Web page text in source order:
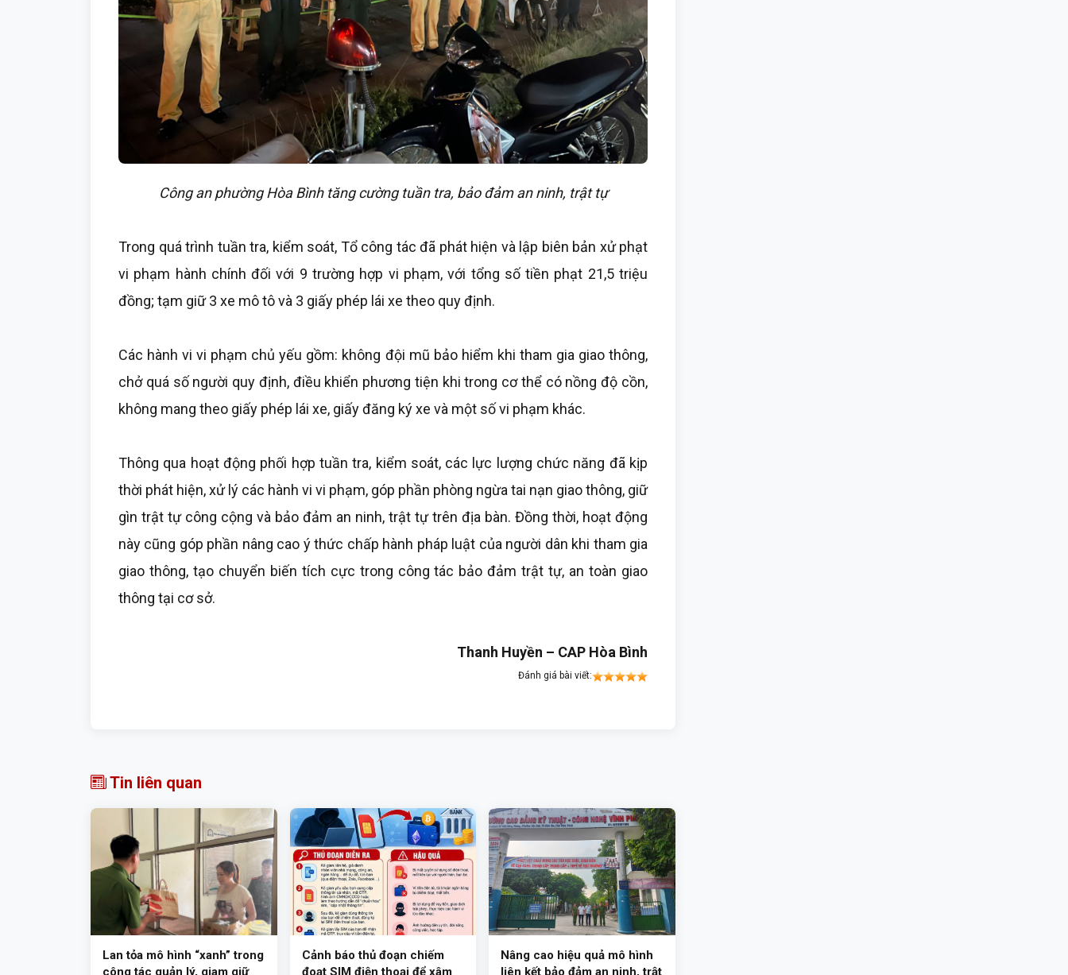
Công an phường Hòa Bình tăng cường tuần tra, bảo đảm an ninh, trật tự
Trong quá trình tuần tra, kiểm soát, Tổ công tác đã phát hiện và lập biên bản xử phạt
vi phạm hành chính đối với 9 trường hợp vi phạm, với tổng số tiền phạt 21,5 triệu
đồng; tạm giữ 3 xe mô tô và 3 giấy phép lái xe theo quy định.
Các hành vi vi phạm chủ yếu gồm: không đội mũ bảo hiểm khi tham gia giao thông,
chở quá số người quy định, điều khiển phương tiện khi trong cơ thể có nồng độ cồn,
không mang theo giấy phép lái xe, giấy đăng ký xe và một số vi phạm khác.
Thông qua hoạt động phối hợp tuần tra, kiểm soát, các lực lượng chức năng đã kịp
thời phát hiện, xử lý các hành vi vi phạm, góp phần phòng ngừa tai nạn giao thông, giữ
gìn trật tự công cộng và bảo đảm an ninh, trật tự trên địa bàn. Đồng thời, hoạt động
này cũng góp phần nâng cao ý thức chấp hành pháp luật của người dân khi tham gia
giao thông, tạo chuyển biến tích cực trong công tác bảo đảm trật tự, an toàn giao
thông tại cơ sở.
Thanh Huyền – CAP Hòa Bình
Đánh giá bài viết:
Tin liên quan
Lan tỏa mô hình “xanh” trong
công tác quản lý, giam giữ
Cảnh báo thủ đoạn chiếm
đoạt SIM điện thoại để xâm
Nâng cao hiệu quả mô hình
liên kết bảo đảm an ninh, trật